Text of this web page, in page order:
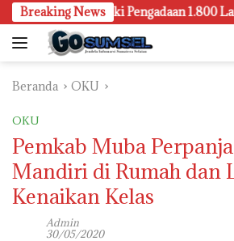
Langsung
ke
konten
Breaking News
Juga Selidiki Pengadaan 1.800 Lampu
Beranda OKU
OKU
Pemkab Muba
Mandiri di Rumah dan
Kenaikan Kelas
Admin
30/05/2020